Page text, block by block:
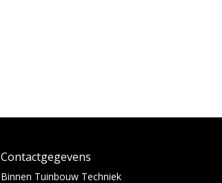
Contactgegevens
Binnen Tuinbouw Techniek